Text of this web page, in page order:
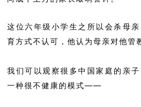
这位六年级小学生之所以会杀母
育方式不认可，他认为母亲对他管
我们可以观察很多中国家庭的亲
一种很不健康的模式——